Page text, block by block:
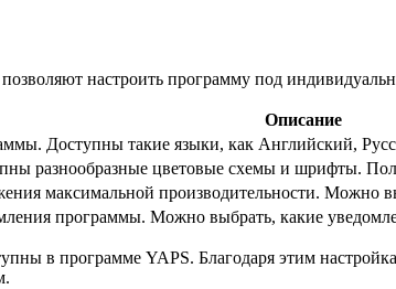
настроить программу под
Описание
Доступны такие языки, как Английский,
разнообразные цветовые схемы и шрифты.
максимальной производительности. Можно
программы. Можно выбрать, какие
в программе YAPS. Благодаря этим